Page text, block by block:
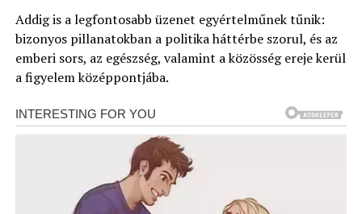
Addig is a legfontosabb üzenet egyértelműnek tűnik:
bizonyos pillanatokban a politika háttérbe szorul, és az
emberi sors, az egészség, valamint a közösség ereje kerül
a figyelem középpontjába.